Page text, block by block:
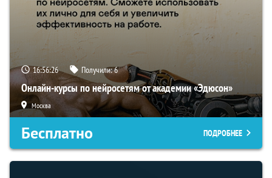
16:56:25 Получили:6
Онлайн-курсы по нейросетям от академии «Эдюсон»
Москва
Бесплатно ПОДРОБНЕЕ